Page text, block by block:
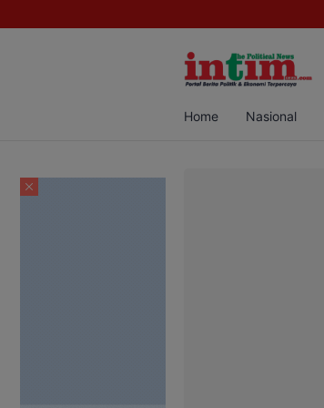
Sabu di Pangkalan Bun, Dua Pelaku Diamankan
Home Nasional